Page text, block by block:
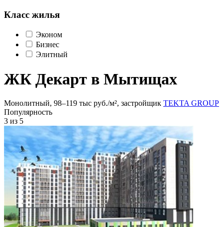
Класс жилья
Эконом
Бизнес
Элитный
ЖК Декарт в Мытищах
Монолитный, 98‒119 тыс руб./м², застройщик TEKTA GROUP
Популярность
3 из 5